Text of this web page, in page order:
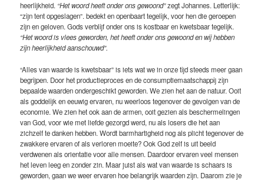
heerlijkheid. “Het woord heeft onder ons gewoond”zegt Johannes. Letterlijk:
“zijn tent opgeslagen”. bedekt en openbaart tegelijk, voor hen die geroepen
zijn en geloven. Gods verblijf onder ons is kostbaar en kwetsbaar tegelijk.
“Het woord is vlees geworden, het heeft onder ons gewoond en wij hebben
zijn heerlijkheid aanschouwd”.
“Alles van waarde is kwetsbaar” is iets wat we in onze tijd steeds meer gaan
begrijpen. Door het productieproces en de consumptiemaatschappij zijn
bepaalde waarden ondergeschikt geworden. We zien het aan de natuur. Ooit
als goddelijk en eeuwig ervaren, nu weerloos tegenover de gevolgen van de
economie. We zien het ook aan de armen, ooit gezien als beschermelingen
van God, voor wie met liefde gezorgd werd, nu als losers die het aan
zichzelf te danken hebben. Wordt barmhartigheid nog als plicht tegenover de
zwakkere ervaren of als verloren moeite? Ook God zelf is uit beeld
verdwenen als orientatie voor alle mensen. Daardoor ervaren veel mensen
het leven leeg en zonder zin. Maar juist als wat van waarde is schaars is
geworden, gaan we weer ervaren hoe belangrijk waarden zijn. Daarom zie je